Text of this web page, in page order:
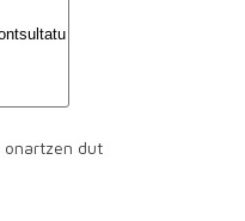
onartzen dut